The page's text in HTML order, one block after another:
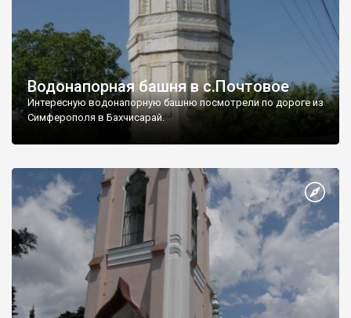
Водонапорная башня в с.Почтовое
Интересную водонапорную башню посмотрели по дороге из
Симферополя в Бахчисарай.